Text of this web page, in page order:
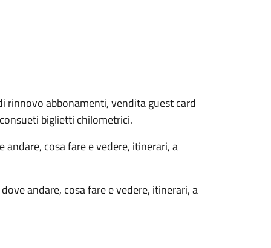
rinnovo abbonamenti, vendita guest card
biglietti chilometrici.
cosa fare e vedere, itinerari, a
andare, cosa fare e vedere, itinerari, a